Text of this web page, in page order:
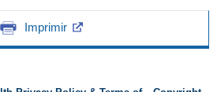
Imprimir